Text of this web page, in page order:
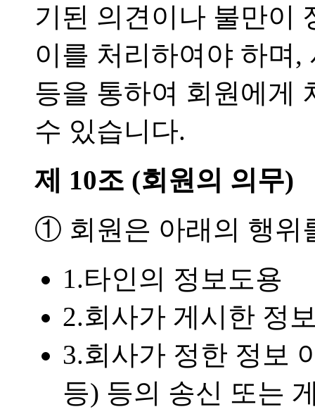
기된 의견이나 불만이
이를 처리하여야 하며
등을 통하여 회원에게
수 있습니다.
제 10조 (회원의 의무)
① 회원은 아래의 행위
1.타인의 정보도용
2.회사가 게시한 정
3.회사가 정한 정보
등) 등의 송신 또는